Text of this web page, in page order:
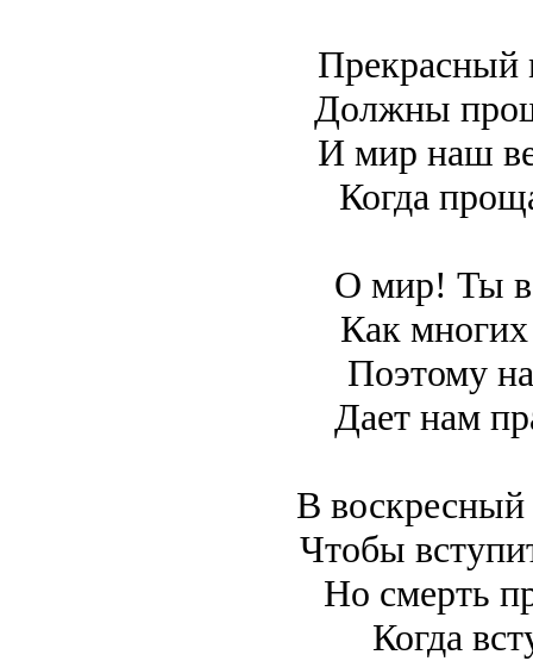
Прекрасный
Должны
И мир наш
Когда
О мир! Ты
Как многих
Поэтому
Дает нам
В
Чтобы
Но смерть
Когда